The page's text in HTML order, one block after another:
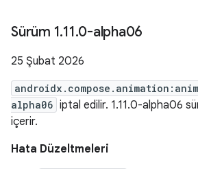
Sürüm 1.11.0-alpha06
25 Şubat 2026
alpha06 iptal edilir. 1.11.0-alpha06
içerir.
Hata Düzeltmeleri